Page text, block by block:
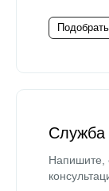
Служба
Напишите,